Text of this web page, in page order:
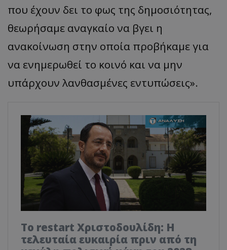
που έχουν δει το φως της δημοσιότητας,
θεωρήσαμε αναγκαίο να βγει η
ανακοίνωση στην οποία προβήκαμε για
να ενημερωθεί το κοινό και να μην
υπάρχουν λανθασμένες εντυπώσεις».
Το restart Χριστοδουλίδη: Η
τελευταία ευκαιρία πριν από τη